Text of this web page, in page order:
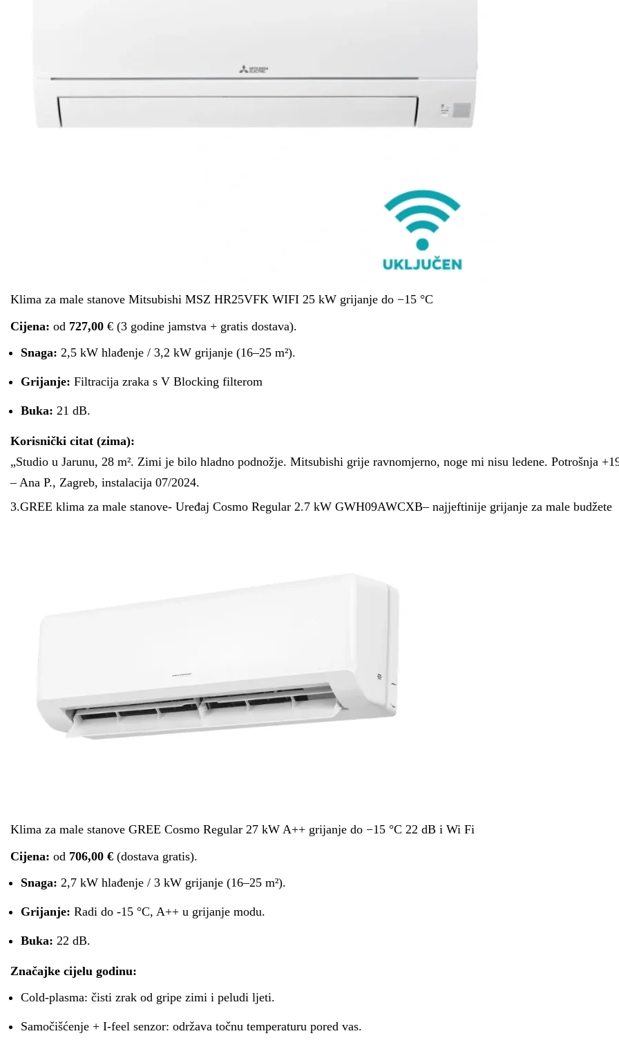
Klima za male stanove Mitsubishi MSZ HR25VFK WIFI 25 kW grijanje do −15 °C
Cijena: od 727,00 € (3 godine jamstva + gratis dostava).
Snaga: 2,5 kW hlađenje / 3,2 kW grijanje (16–25 m²).
Grijanje: Filtracija zraka s V Blocking filterom
Buka: 21 dB.
Korisnički citat (zima):
„Studio u Jarunu, 28 m². Zimi je bilo hladno podnožje. Mitsubishi grije ravnomjerno, noge mi nisu ledene. Potrošnja
– Ana P., Zagreb, instalacija 07/2024.
3.GREE klima za male stanove- Uređaj Cosmo Regular 2.7 kW GWH09AWCXB– najjeftinije grijanje za male budžete
Klima za male stanove GREE Cosmo Regular 27 kW A++ grijanje do −15 °C 22 dB i Wi Fi
Cijena: od 706,00 € (dostava gratis).
Snaga: 2,7 kW hlađenje / 3 kW grijanje (16–25 m²).
Grijanje: Radi do -15 °C, A++ u grijanje modu.
Buka: 22 dB.
Značajke cijelu godinu:
Cold-plasma: čisti zrak od gripe zimi i peludi ljeti.
Samočišćenje + I-feel senzor: održava točnu temperaturu pored vas.